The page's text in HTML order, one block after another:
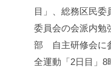
目」、総務区民委
委員会の会派内
部 自主研修会に
全運動「2日目」 8